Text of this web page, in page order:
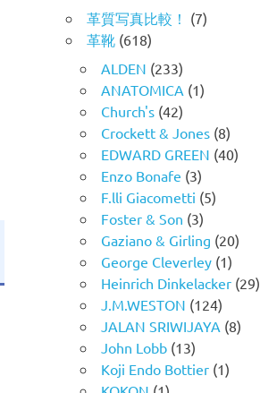
革質写真比較！ (7)
革靴 (618)
ALDEN (233)
ANATOMICA (1)
Church's (42)
Crockett & Jones (8)
EDWARD GREEN (40)
Enzo Bonafe (3)
F.lli Giacometti (5)
Foster & Son (3)
Gaziano & Girling (20)
George Cleverley (1)
Heinrich Dinkelacker (29)
J.M.WESTON (124)
JALAN SRIWIJAYA (8)
John Lobb (13)
Koji Endo Bottier (1)